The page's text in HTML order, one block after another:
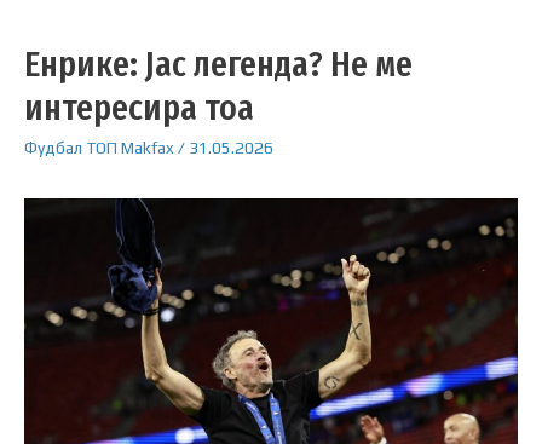
Енрике: Јас легенда? Не ме
интересира тоа
Фудбал ТОП Makfax / 31.05.2026